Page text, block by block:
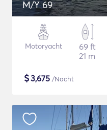
M/Y 69
Motoryacht
69 ft
21 m
$3,675 /Nacht